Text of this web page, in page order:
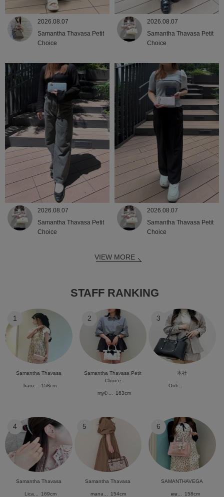
2026.08.07
Samantha Thavasa Petit
Choice
2026.08.07
Samantha Thavasa Petit
Choice
2026.08.07
Samantha Thavasa Petit
Choice
2026.08.07
Samantha Thavasa Petit
Choice
VIEW MORE
STAFF RANKING
1
Samantha Thavasa
haru... 158cm
2
Samantha Thavasa Petit
Choice
my☪︎... 163cm
3
本社
Onli...
4
Samantha Thavasa
Lica... 169cm
5
Samantha Thavasa
mana... 154cm
6
SAMANTHAVEGA
𝒎𝒂... 158cm